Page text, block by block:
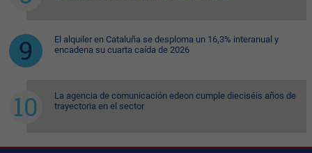
El alquiler en Cataluña se desploma un 16,3% interanual y
encadena su cuarta caída de 2026
La agencia de comunicación edeon cumple dieciséis años de
trayectoria en el sector